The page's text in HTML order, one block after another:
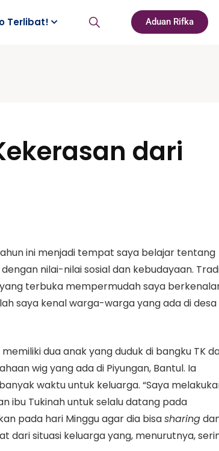
Terlibat! Aduan Rifka
dari
ini menjadi tempat saya belajar tentang
nilai-nilai sosial dan kebudayaan.
terbuka mempermudah saya
saya kenal warga-warga yang ada di desa
dua anak yang duduk di bangku TK
wig yang ada di Piyungan, Bantul. Ia
waktu untuk keluarga. “Saya
ibu Tukinah untuk selalu datang pada
pada hari Minggu agar dia bisasharing
dari situasi keluarga yang, menurutnya,